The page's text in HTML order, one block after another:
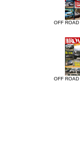
OFF
OFF